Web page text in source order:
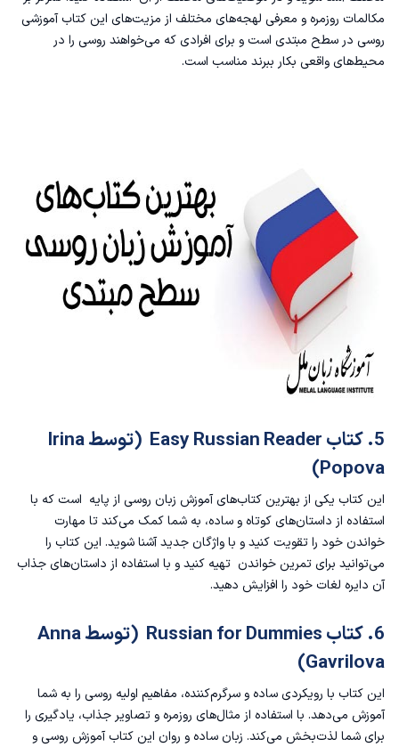
مکالمات روزمره و معرفی لهجه‌های مختلف از مزیت‌های این کتاب آموزشی
روسی در سطح مبتدی است و برای افرادی که می‌خواهند روسی را در
محیط‌های واقعی بکار ببرند مناسب است.
5. کتاب Easy Russian Reader (توسط Irina
Popova)
این کتاب یکی از بهترین کتاب‌هایآموزش زبان روسی از پایه است که با
استفاده از داستان‌های کوتاه و ساده، به شما کمک می‌کند تا مهارت
خواندن خود را تقویت کنید و با واژگان جدید آشنا شوید. این کتاب را
می‌توانید برای تمرین خواندن تهیه کنید و با استفاده از داستان‌های جذاب
آن دایره لغات خود را افزایش دهید.
6. کتاب Russian for Dummies (توسط Anna
Gavrilova)
این کتاب با رویکردی ساده و سرگرم‌کننده، مفاهیم اولیه روسی را به شما
آموزش می‌دهد. با استفاده از مثال‌های روزمره و تصاویر جذاب، یادگیری را
برای شما لذت‌بخش می‌کند. زبان ساده و روان این کتاب آموزش روسی و